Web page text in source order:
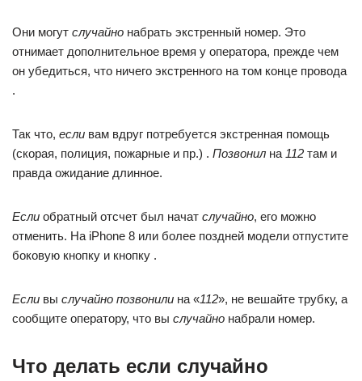
Они могут случайно набрать экстренный номер. Это
отнимает дополнительное время у оператора, прежде чем
он убедиться, что ничего экстренного на том конце провода
.
Так что, если вам вдруг потребуется экстренная помощь
(скорая, полиция, пожарные и пр.) . Позвонил на 112 там и
правда ожидание длинное.
Если обратный отсчет был начат случайно, его можно
отменить. На iPhone 8 или более поздней модели отпустите
боковую кнопку и кнопку .
Если вы случайно позвонили на «112», не вешайте трубку, а
сообщите оператору, что вы случайно набрали номер. ⠀
Что делать если случайно